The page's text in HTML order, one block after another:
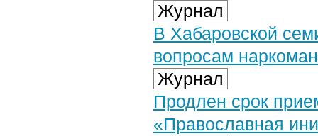
Журнал
В Хабаровской
вопросам
Журнал
Продлен срок
«Православная